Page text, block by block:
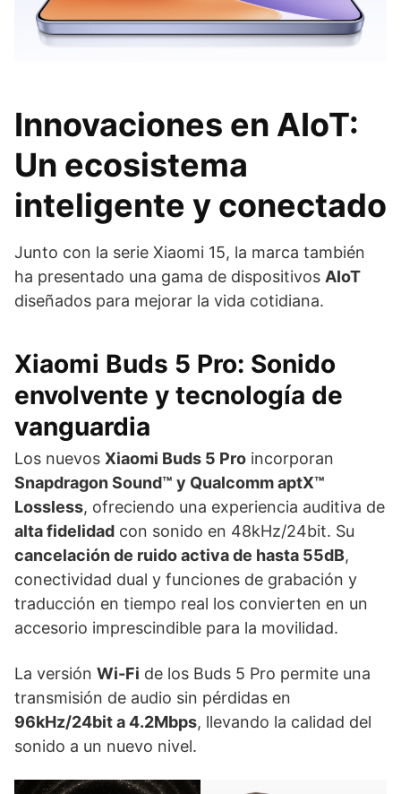
Innovaciones en AIoT:
Un ecosistema
inteligente y conectado
Junto con la serie Xiaomi 15, la marca también
ha presentado una gama de dispositivos AIoT
diseñados para mejorar la vida cotidiana.
Xiaomi Buds 5 Pro: Sonido
envolvente y tecnología de
vanguardia
Los nuevos Xiaomi Buds 5 Pro incorporan
Snapdragon Sound™ y Qualcomm aptX™
Lossless, ofreciendo una experiencia auditiva de
alta fidelidad con sonido en 48kHz/24bit. Su
cancelación de ruido activa de hasta 55dB,
conectividad dual y funciones de grabación y
traducción en tiempo real los convierten en un
accesorio imprescindible para la movilidad.
La versión Wi-Fi de los Buds 5 Pro permite una
transmisión de audio sin pérdidas en
96kHz/24bit a 4.2Mbps, llevando la calidad del
sonido a un nuevo nivel.